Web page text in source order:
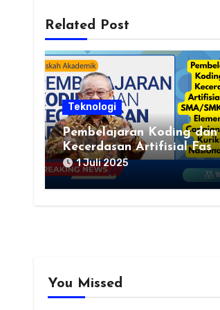
Related Post
Teknologi
Pembelajaran Koding dan
Kecerdasan Artifisial Fase
E SMA/SMK: Materi,
Elemen, dan Capaian
Belajar Kurikulum
1 Juli 2025
You Missed